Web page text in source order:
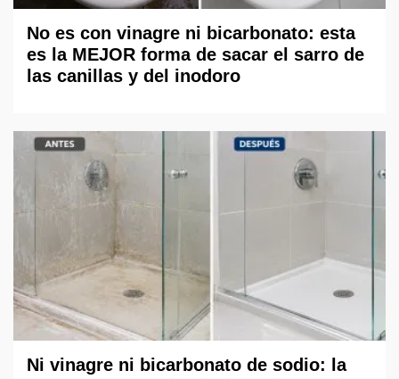
No es con vinagre ni bicarbonato: esta
es la MEJOR forma de sacar el sarro de
las canillas y del inodoro
Ni vinagre ni bicarbonato de sodio: la